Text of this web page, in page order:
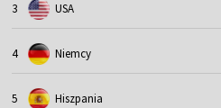
3 USA
4 Niemcy
5 Hiszpania